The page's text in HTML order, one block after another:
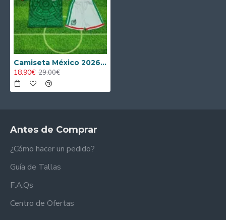
Camiseta México 2026 Niño Verde/Rojo
18.90€ 29.00€
Antes de Comprar
¿Cómo hacer un pedido?
Guía de Tallas
F.A.Qs
Centro de Ofertas